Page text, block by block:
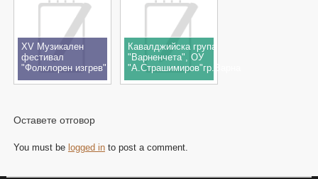
XV Музикален
фестивал
"Фолклорен изгрев"
15-17.11.2019
Кавалджийска група
"Варненчета", ОУ
"А.Страшимиров"гр.Варна
- Концерт - спектакъл
Оставете отговор
You must be logged into post a comment.